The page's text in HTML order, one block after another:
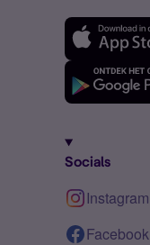
Socials
Instagram
Facebook